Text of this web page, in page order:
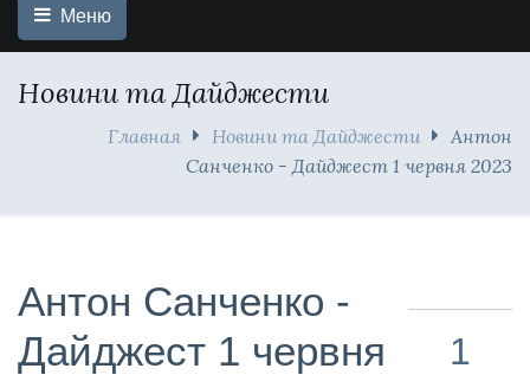
Меню
Новини та Дайджести
Главная Новини та Дайджести
Антон
Санченко - Дайджест 1 червня 2023
Антон Санченко -
Дайджест 1 червня
1